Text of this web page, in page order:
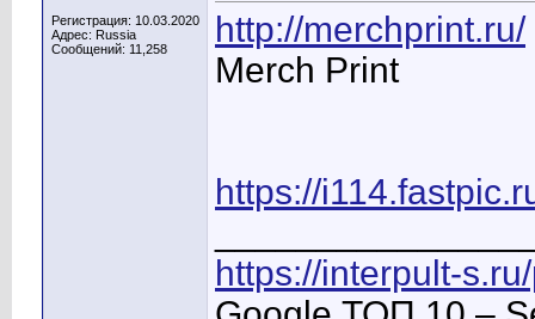
Регистрация: 10.03.2020
Адрес: Russia
Сообщений: 11,258
http://merchprint.ru/
Merch Print
https://
https://interpult-